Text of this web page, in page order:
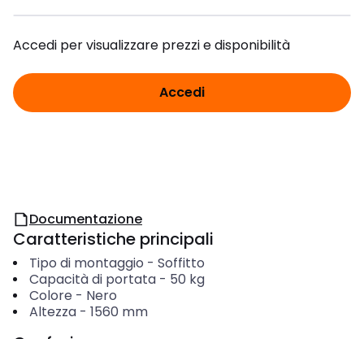
Accedi per visualizzare prezzi e disponibilità
Accedi
Documentazione
Caratteristiche principali
Tipo di montaggio - Soffitto
Capacità di portata- 50 kg
Colore - Nero
Altezza- 1560 mm